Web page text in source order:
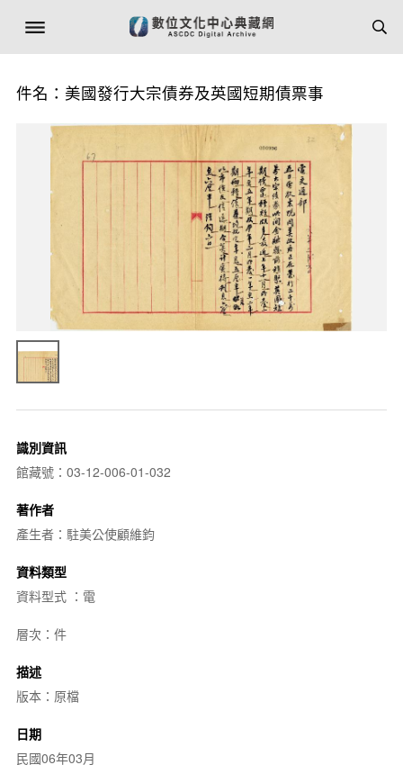
件名：美國發行大宗債券及英國短期債票事
識別資訊
館藏號：03-12-006-01-032
著作者
產生者：駐美公使顧維鈞
資料類型
資料型式 ：電
層次：件
描述
版本：原檔
日期
民國06年03月